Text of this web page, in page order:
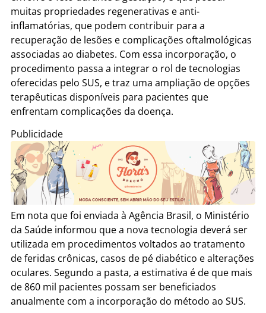
muitas propriedades regenerativas e anti-
inflamatórias, que podem contribuir para a
recuperação de lesões e complicações oftalmológicas
associadas ao diabetes. Com essa incorporação, o
procedimento passa a integrar o rol de tecnologias
oferecidas pelo SUS, e traz uma ampliação de opções
terapêuticas disponíveis para pacientes que
enfrentam complicações da doença.
Publicidade
Em nota que foi enviada à Agência Brasil, o Ministério
da Saúde informou que a nova tecnologia deverá ser
utilizada em procedimentos voltados ao tratamento
de feridas crônicas, casos de pé diabético e alterações
oculares. Segundo a pasta, a estimativa é de que mais
de 860 mil pacientes possam ser beneficiados
anualmente com a incorporação do método ao SUS.